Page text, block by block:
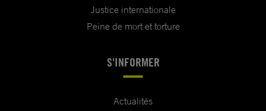
Justice internationale
Peine de mort et torture
S'INFORMER
Actualités